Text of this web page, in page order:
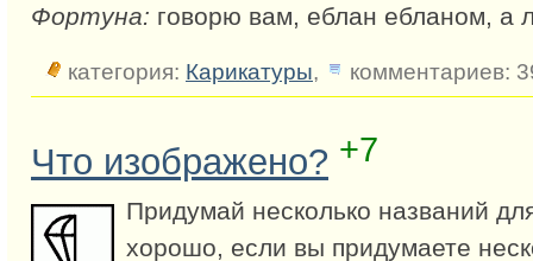
Фортуна: говорю вам, еблан ебланом, а
категория: Карикатуры, комментариев:
Что изображено? +7
Придумай несколько названий
хорошо, если вы придумаете